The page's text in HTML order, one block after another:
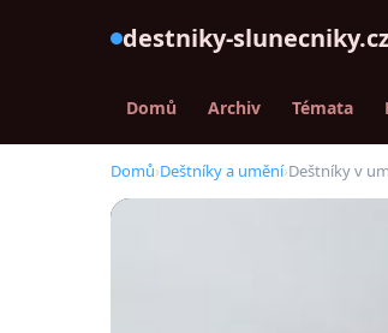
destniky-
Domů Archiv Témata
Domů›Deštníky a umění›Deštníky v